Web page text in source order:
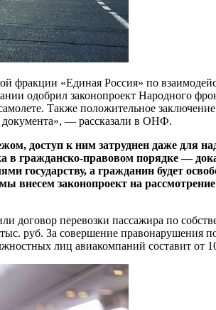
фракции «Единая Россия» по
одобрил законопроект Народного
Также положительное
документа», — рассказали в ОНФ.
доступ к ним затруднен даже для
в гражданско-правовом порядке —
государству, а гражданин будет
законопроект на
договор перевозки пассажира по
руб. За совершение правонарушения
лиц авиакомпаний составит от